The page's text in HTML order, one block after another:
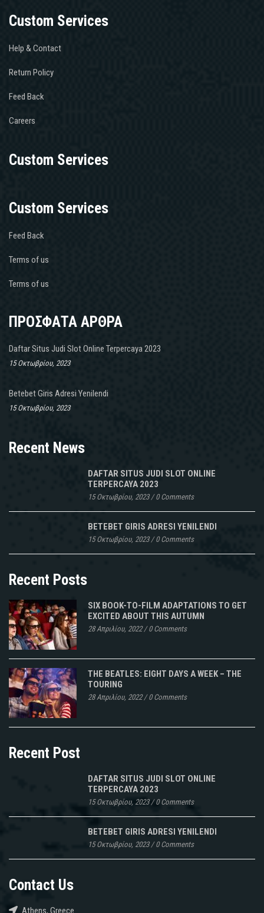
Custom Services
Help & Contact
Return Policy
Feed Back
Careers
Custom Services
Custom Services
Feed Back
Terms of us
Terms of us
ΠΡΟΣΦΑΤΑ ΑΡΘΡΑ
Daftar Situs Judi Slot Online Terpercaya 2023
15 Οκτωβρίου, 2023
Betebet Giris Adresi Yenilendi
15 Οκτωβρίου, 2023
Recent News
DAFTAR SITUS JUDI SLOT ONLINE
TERPERCAYA 2023
15 Οκτωβρίου, 2023/0 Comments
BETEBET GIRIS ADRESI YENILENDI
15 Οκτωβρίου, 2023/0 Comments
Recent Posts
SIX BOOK-TO-FILM ADAPTATIONS TO GET
EXCITED ABOUT THIS AUTUMN
28 Απριλίου, 2022/0 Comments
THE BEATLES: EIGHT DAYS A WEEK – THE
TOURING
28 Απριλίου, 2022/0 Comments
Recent Post
DAFTAR SITUS JUDI SLOT ONLINE
TERPERCAYA 2023
15 Οκτωβρίου, 2023/0 Comments
BETEBET GIRIS ADRESI YENILENDI
15 Οκτωβρίου, 2023/0 Comments
Contact Us
Athens, Greece